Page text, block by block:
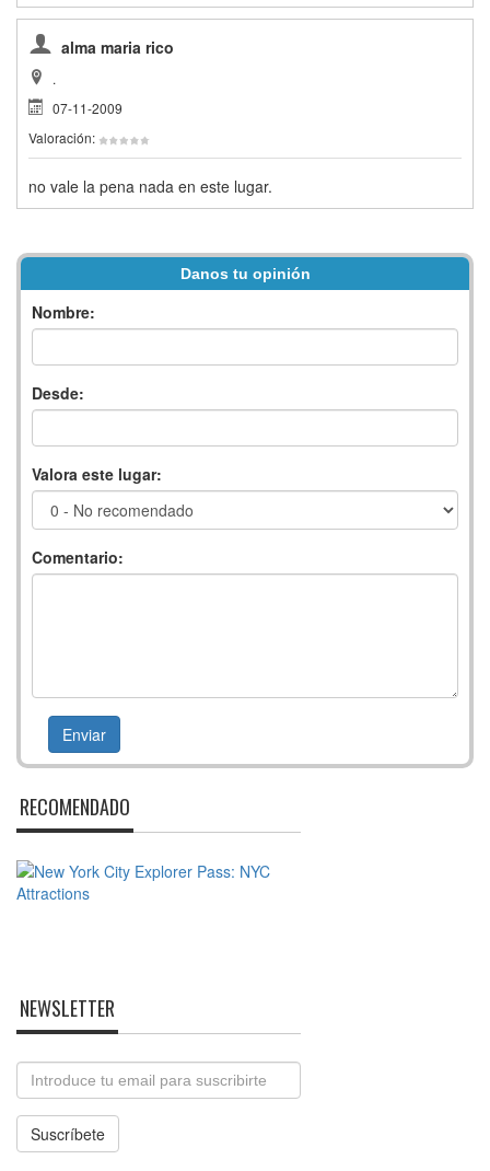
alma maria rico
.
07-11-2009
Valoración:
no vale la pena nada en este lugar.
Danos tu opinión
Nombre:
Desde:
Valora este lugar:
Comentario:
RECOMENDADO
NEWSLETTER
Email
Suscríbete